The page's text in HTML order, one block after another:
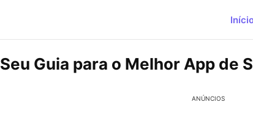
Seu Guia para o Melhor App de
ANÚNCIOS